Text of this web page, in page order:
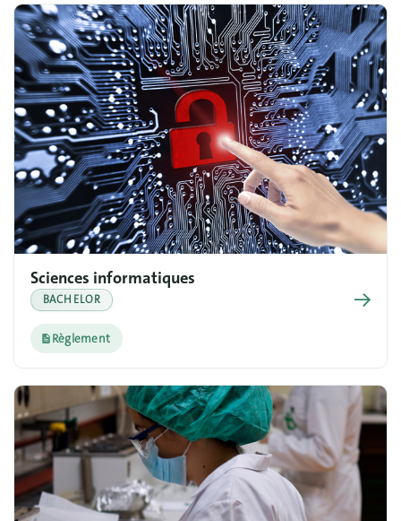
Sciences informatiques
BACHELOR →
Règlement